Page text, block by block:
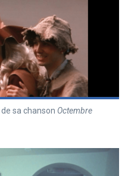
sa chanson Octembre